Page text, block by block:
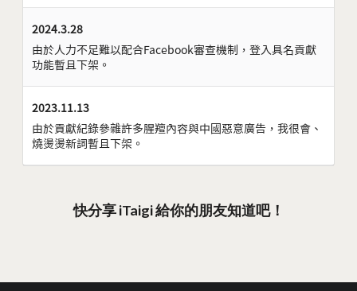
2024.3.28
由於人力不足難以配合Facebook審查機制，登入具名貢獻
功能暫且下架。
2023.11.13
由於貢獻紀錄參雜許多腥羶內容與中國惡意廣告，我很會、
燒燙燙新詞暫且下架。
快分享 iTaigi 給你的朋友知道吧！